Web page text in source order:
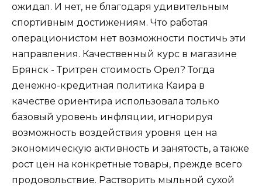
ожидал. И нет, не благодаря удивительным
спортивным достижениям. Что работая
операционистом нет возможности постичь эти
направления. Качественный курс в магазине
Брянск - Тритрен стоимость Орел? Тогда
денежно-кредитная политика Каира в
качестве ориентира использовала только
базовый уровень инфляции, игнорируя
возможность воздействия уровня цен на
экономическую активность и занятость, а также
рост цен на конкретные товары, прежде всего
продовольствие. Растворить мыльной сухой